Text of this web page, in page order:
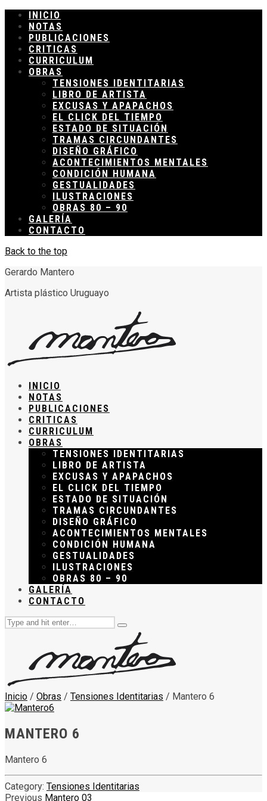
INICIO
NOTAS
PUBLICACIONES
CRITICAS
CURRICULUM
OBRAS
TENSIONES IDENTITARIAS
LIBRO DE ARTISTA
EXCUSAS Y APAPACHOS
EL CLICK DEL TIEMPO
ESTADO DE SITUACIÓN
TRAMAS CIRCUNDANTES
DISEÑO GRÁFICO
ACONTECIMIENTOS MENTALES
CONDICIÓN HUMANA
GESTUALIDADES
ILUSTRACIONES
OBRAS 80 – 90
GALERÍA
CONTACTO
Back to the top
Gerardo Mantero
Artista plástico Uruguayo
INICIO
NOTAS
PUBLICACIONES
CRITICAS
CURRICULUM
OBRAS
TENSIONES IDENTITARIAS
LIBRO DE ARTISTA
EXCUSAS Y APAPACHOS
EL CLICK DEL TIEMPO
ESTADO DE SITUACIÓN
TRAMAS CIRCUNDANTES
DISEÑO GRÁFICO
ACONTECIMIENTOS MENTALES
CONDICIÓN HUMANA
GESTUALIDADES
ILUSTRACIONES
OBRAS 80 – 90
GALERÍA
CONTACTO
Search
for:
Type
hit
enter
Inicio / Obras / Tensiones Identitarias / Mantero 6
MANTERO 6
Mantero 6
Category: Tensiones Identitarias
Previous Mantero 03